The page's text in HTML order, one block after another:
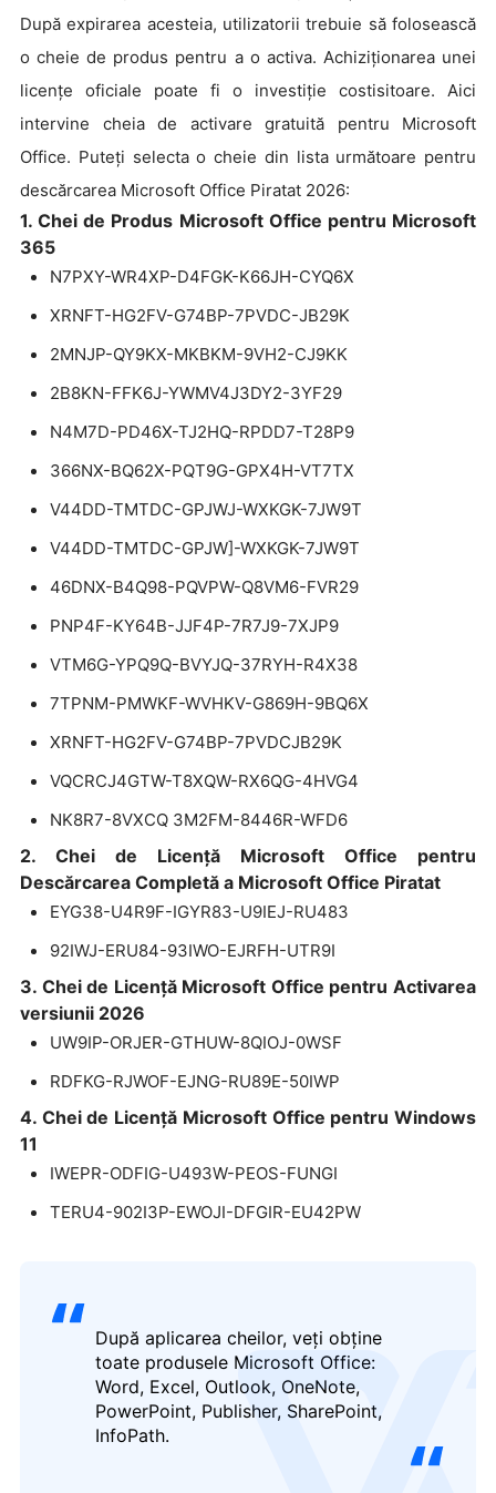
După expirarea acesteia, utilizatorii trebuie să folosească
o cheie de produs pentru a o activa. Achiziționarea unei
licențe oficiale poate fi o investiție costisitoare. Aici
intervine cheia de activare gratuită pentru Microsoft
Office. Puteți selecta o cheie din lista următoare pentru
descărcarea Microsoft Office Piratat 2026:
1. Chei de Produs Microsoft Office pentru Microsoft
365
N7PXY-WR4XP-D4FGK-K66JH-CYQ6X
XRNFT-HG2FV-G74BP-7PVDC-JB29K
2MNJP-QY9KX-MKBKM-9VH2-CJ9KK
2B8KN-FFK6J-YWMV4J3DY2-3YF29
N4M7D-PD46X-TJ2HQ-RPDD7-T28P9
366NX-BQ62X-PQT9G-GPX4H-VT7TX
V44DD-TMTDC-GPJWJ-WXKGK-7JW9T
V44DD-TMTDC-GPJW]-WXKGK-7JW9T
46DNX-B4Q98-PQVPW-Q8VM6-FVR29
PNP4F-KY64B-JJF4P-7R7J9-7XJP9
VTM6G-YPQ9Q-BVYJQ-37RYH-R4X38
7TPNM-PMWKF-WVHKV-G869H-9BQ6X
XRNFT-HG2FV-G74BP-7PVDCJB29K
VQCRCJ4GTW-T8XQW-RX6QG-4HVG4
NK8R7-8VXCQ 3M2FM-8446R-WFD6
2. Chei de Licență Microsoft Office pentru
Descărcarea Completă a Microsoft Office Piratat
EYG38-U4R9F-IGYR83-U9IEJ-RU483
92IWJ-ERU84-93IWO-EJRFH-UTR9I
3. Chei de Licență Microsoft Office pentru Activarea
versiunii 2026
UW9IP-ORJER-GTHUW-8QIOJ-0WSF
RDFKG-RJWOF-EJNG-RU89E-50IWP
4. Chei de Licență Microsoft Office pentru Windows
11
IWEPR-ODFIG-U493W-PEOS-FUNGI
TERU4-902I3P-EWOJI-DFGIR-EU42PW
După aplicarea cheilor, veți obține
toate produsele Microsoft Office:
Word, Excel, Outlook, OneNote,
PowerPoint, Publisher, SharePoint,
InfoPath.
logo